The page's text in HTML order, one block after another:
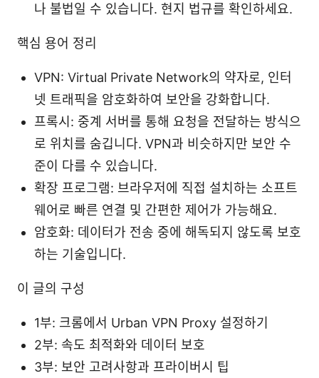
나 불법일 수 있습니다. 현지 법규를 확인하세요.
핵심 용어 정리
VPN: Virtual Private Network의 약자로, 인터
넷 트래픽을 암호화하여 보안을 강화합니다.
프록시: 중계 서버를 통해 요청을 전달하는 방식으
로 위치를 숨깁니다. VPN과 비슷하지만 보안 수
준이 다를 수 있습니다.
확장 프로그램: 브라우저에 직접 설치하는 소프트
웨어로 빠른 연결 및 간편한 제어가 가능해요.
암호화: 데이터가 전송 중에 해독되지 않도록 보호
하는 기술입니다.
이 글의 구성
1부: 크롬에서 Urban VPN Proxy 설정하기
2부: 속도 최적화와 데이터 보호
3부: 보안 고려사항과 프라이버시 팁